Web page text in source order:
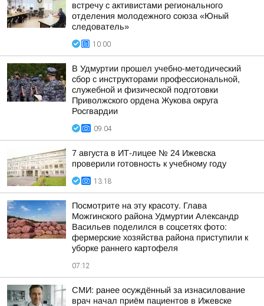
встречу с активистами регионального
отделения молодежного союза «Юный
следователь»
10:00
В Удмуртии прошел учебно-методический
сбор с инструкторами профессиональной,
служебной и физической подготовки
Приволжского ордена Жукова округа
Росгвардии
09:04
7 августа в ИТ-лицее № 24 Ижевска
проверили готовность к учебному году
13:18
Посмотрите на эту красоту. Глава
Можгинского района Удмуртии Александр
Васильев поделился в соцсетях фото:
фермерские хозяйства района приступили к
уборке раннего картофеля
07:12
СМИ: ранее осуждённый за изнасилование
врач начал приём пациентов в Ижевске